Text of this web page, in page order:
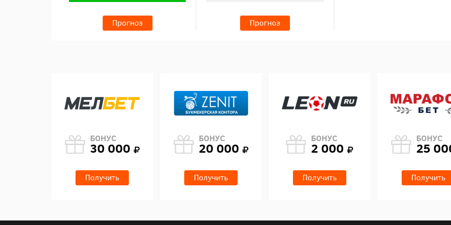
Прогноз Прогноз
БОНУС
30 000
Получить
БОНУС
20 000
Получить
БОНУС
2 000
Получить
БОНУС
25
Получить